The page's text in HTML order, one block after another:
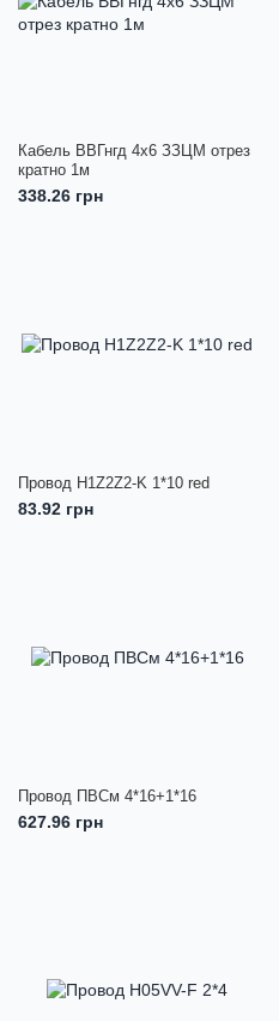
Кабель ВВГнгд 4х6 ЗЗЦМ отрез
кратно 1м
338.26 грн
Провод H1Z2Z2-K 1*10 red
83.92 грн
Провод ПВСм 4*16+1*16
627.96 грн